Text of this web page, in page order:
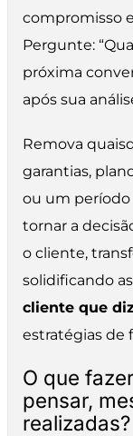
compromisso
Pergunte:
próxima
após sua
Remova
garantias,
ou um período
tornar a
o cliente,
solidificando
cliente que
estratégias de
O que
pensar,
realizadas?